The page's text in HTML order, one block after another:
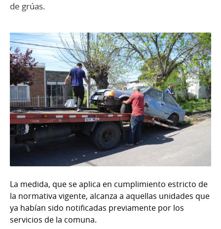
de grúas.
La medida, que se aplica en cumplimiento estricto de
la normativa vigente, alcanza a aquellas unidades que
ya habían sido notificadas previamente por los
servicios de la comuna.